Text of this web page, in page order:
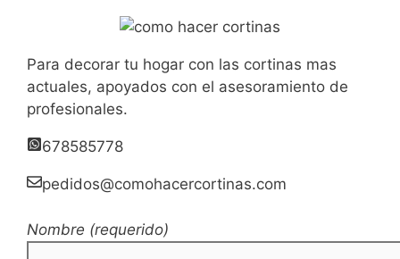
Para decorar tu hogar con las cortinas mas
actuales, apoyados con el asesoramiento de
profesionales.
678585778
pedidos@comohacercortinas.com
Nombre (requerido)